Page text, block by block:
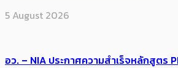
5 August 2026
อว. – NIA ประกาศความสำเร็จหลักสูตร